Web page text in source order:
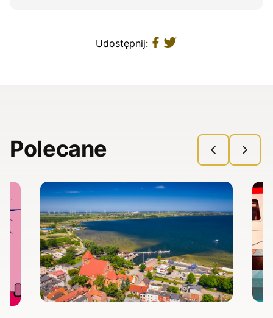
Udostępnij:
Polecane